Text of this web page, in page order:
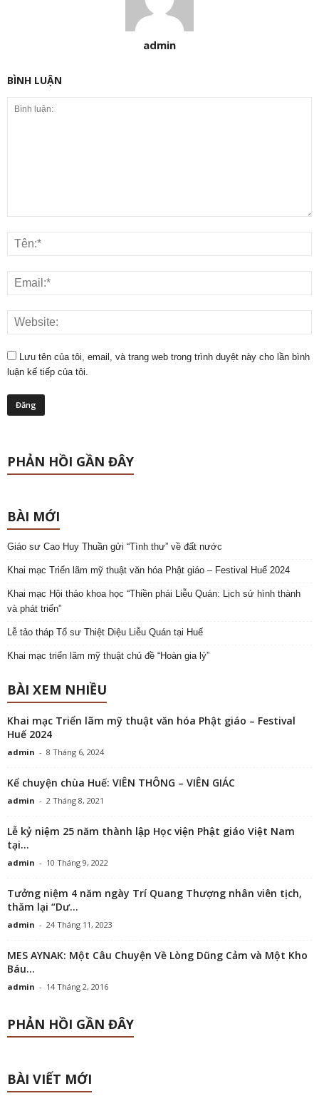
admin
BÌNH LUẬN
Lưu tên của tôi, email, và trang web trong trình duyệt này cho lần bình
luận kế tiếp của tôi.
PHẢN HỒI GẦN ĐÂY
BÀI MỚI
Giáo sư Cao Huy Thuần gửi “Tình thư” về đất nước
Khai mạc Triển lãm mỹ thuật văn hóa Phật giáo – Festival Huế 2024
Khai mạc Hội thảo khoa học “Thiền phái Liễu Quán: Lịch sử hình thành
và phát triển”
Lễ tảo tháp Tổ sư Thiệt Diệu Liễu Quán tại Huế
Khai mạc triển lãm mỹ thuật chủ đề “Hoàn gia lý”
BÀI XEM NHIỀU
Khai mạc Triển lãm mỹ thuật văn hóa Phật giáo – Festival
Huế 2024
admin - 8 Tháng 6, 2024
Kể chuyện chùa Huế: VIÊN THÔNG – VIÊN GIÁC
admin - 2 Tháng 8, 2021
Lễ kỷ niệm 25 năm thành lập Học viện Phật giáo Việt Nam
tại...
admin - 10 Tháng 9, 2022
Tưởng niệm 4 năm ngày Trí Quang Thượng nhân viên tịch,
thăm lại “Dư...
admin - 24 Tháng 11, 2023
MES AYNAK: Một Câu Chuyện Về Lòng Dũng Cảm và Một Kho
Báu...
admin - 14 Tháng 2, 2016
PHẢN HỒI GẦN ĐÂY
BÀI VIẾT MỚI